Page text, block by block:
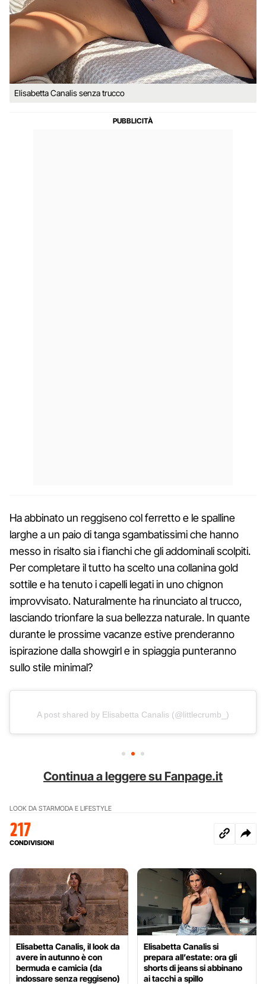
Elisabetta Canalis senza trucco
Ha abbinato un reggiseno col ferretto e le spalline
larghe a un paio di tanga sgambatissimi che hanno
messo in risalto sia i fianchi che gli addominali scolpiti.
Per completare il tutto ha scelto una collanina gold
sottile e ha tenuto i capelli legati in uno chignon
improvvisato. Naturalmente ha rinunciato al trucco,
lasciando trionfare la sua bellezza naturale. In quante
durante le prossime vacanze estive prenderanno
ispirazione dalla showgirl e in spiaggia punteranno
sullo stile minimal?
A post shared by Elisabetta Canalis (@littlecrumb_)
Continua a leggere su Fanpage.it
LOOK DA STARMODA E LIFESTYLE
217
CONDIVISIONI
Elisabetta Canalis, il look da
avere in autunno è con
bermuda e camicia (da
indossare senza reggiseno)
Elisabetta Canalis si
prepara all’estate: ora gli
shorts di jeans si abbinano
ai tacchi a spillo